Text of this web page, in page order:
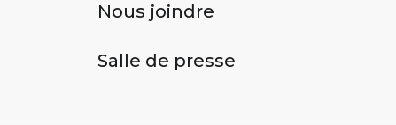
Nous joindre
Salle de presse